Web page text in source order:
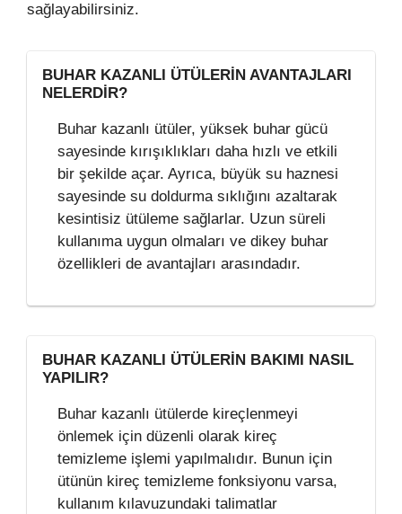
sağlayabilirsiniz.
BUHAR KAZANLI ÜTÜLERIN AVANTAJLARI
NELERDIR?
Buhar kazanlı ütüler, yüksek buhar gücü
sayesinde kırışıklıkları daha hızlı ve etkili
bir şekilde açar. Ayrıca, büyük su haznesi
sayesinde su doldurma sıklığını azaltarak
kesintisiz ütüleme sağlarlar. Uzun süreli
kullanıma uygun olmaları ve dikey buhar
özellikleri de avantajları arasındadır.
BUHAR KAZANLI ÜTÜLERIN BAKIMI NASIL
YAPILIR?
Buhar kazanlı ütülerde kireçlenmeyi
önlemek için düzenli olarak kireç
temizleme işlemi yapılmalıdır. Bunun için
ütünün kireç temizleme fonksiyonu varsa,
kullanım kılavuzundaki talimatlar